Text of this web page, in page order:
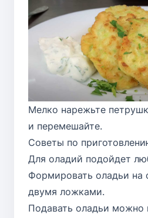
Мелко нарежьте
и перемешайте.
Советы по
Для оладий подойдет
Формировать оладьи на
двумя ложками.
Подавать оладьи можно